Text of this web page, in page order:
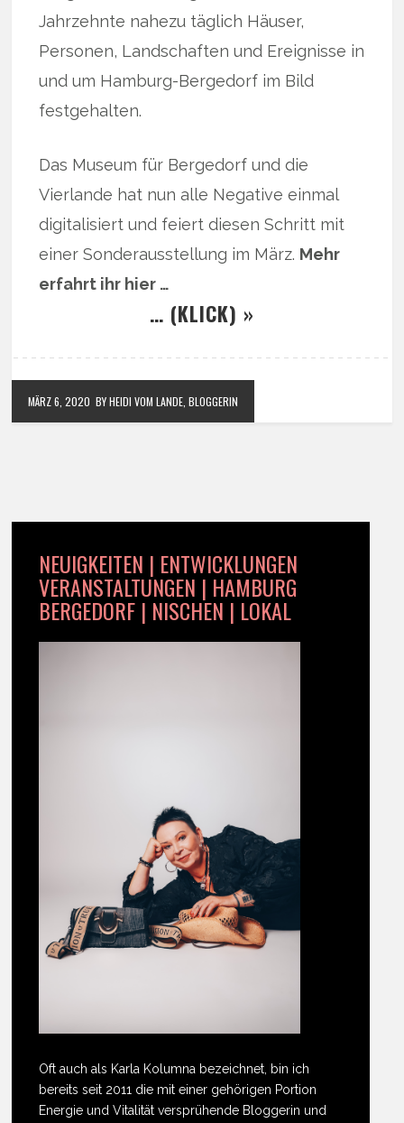
Jahrzehnte nahezu täglich Häuser,
Personen, Landschaften und Ereignisse in
und um Hamburg-Bergedorf im Bild
festgehalten.
Das Museum für Bergedorf und die
Vierlande hat nun alle Negative einmal
digitalisiert und feiert diesen Schritt mit
einer Sonderausstellung im März. Mehr
erfahrt ihr hier …
… (KLICK) »
MÄRZ 6, 2020 BY HEIDI VOM LANDE, BLOGGERIN
NEUIGKEITEN | ENTWICKLUNGEN
VERANSTALTUNGEN | HAMBURG
BERGEDORF | NISCHEN | LOKAL
Oft auch als Karla Kolumna bezeichnet, bin ich
bereits seit 2011 die mit einer gehörigen Portion
Energie und Vitalität versprühende Bloggerin und